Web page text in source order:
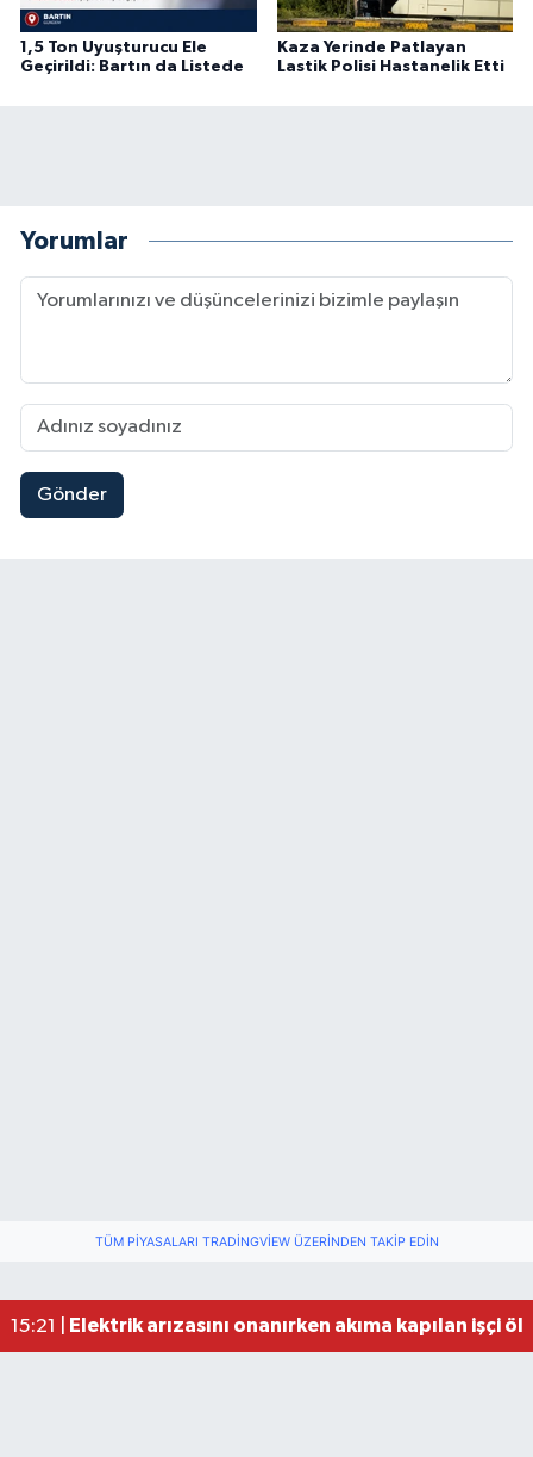
1,5 Ton Uyuşturucu Ele
Geçirildi: Bartın da Listede
Kaza Yerinde Patlayan
Lastik Polisi Hastanelik Etti
Yorumlar
Gönder
TÜM PIYASALARI TRADINGVIEW ÜZERINDEN TAKIP EDIN
15:21 | Elektrik arızasını onanırken akıma kapılan işçi